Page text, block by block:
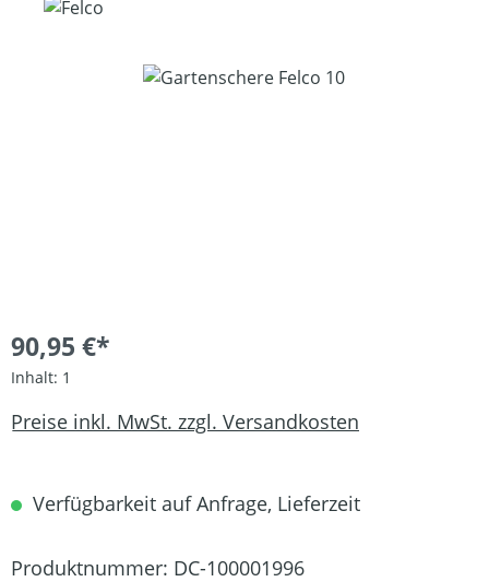
Bildergalerie überspringen
90,95 €*
Inhalt: 1
Preise inkl. MwSt. zzgl. Versandkosten
Verfügbarkeit auf Anfrage, Lieferzeit
Produktnummer: DC-100001996